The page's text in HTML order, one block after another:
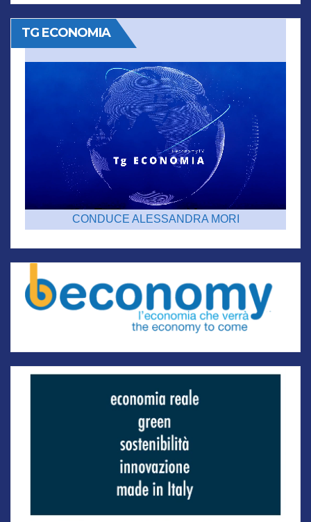
TG ECONOMIA
CONDUCE ALESSANDRA MORI